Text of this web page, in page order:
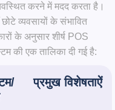
करने में मदद करता है।
छोटे व्यवसायों के संभावित
के अनुसार शीर्ष POS
की एक तालिका दी गई है:
प्रमुखविशेषताऐं